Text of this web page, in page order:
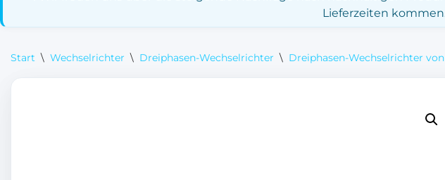
Lieferzeiten
Start \ Wechselrichter \ Dreiphasen-Wechselrichter \ Dreiphasen-Wechselrichter